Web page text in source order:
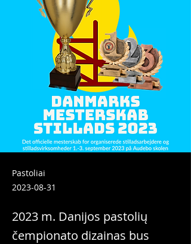
Pastoliai
2023-08-31
2023 m. Danijos pastolių
čempionato dizainas bus